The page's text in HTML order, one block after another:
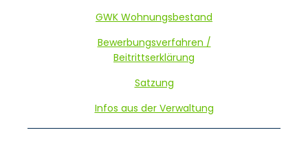
GWK Wohnungsbestand
Bewerbungsverfahren /
Beitrittserklärung
Satzung
Infos aus der Verwaltung